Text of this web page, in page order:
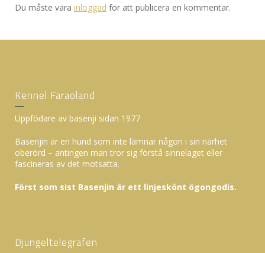
Du måste vara inloggad för att publicera en kommentar.
Kennel Faraoland
Uppfödare av basenji sidan 1977
Basenjin är en hund som inte lämnar någon i sin närhet
oberörd – antingen man tror sig förstå sinnelaget eller
fascineras av det motsatta.
Först som sist Basenjin är ett linjeskönt ögongodis.
Djungeltelegrafen